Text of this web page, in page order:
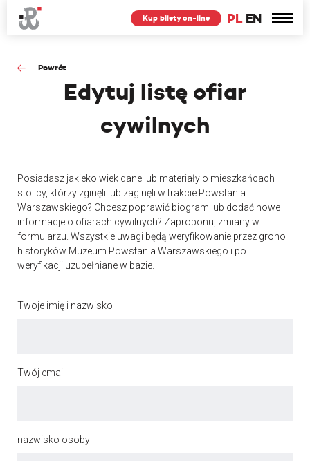
PL EN
Kup bilety on-line
Powrót
Edytuj listę ofiar
cywilnych
Posiadasz jakiekolwiek dane lub materiały o mieszkańcach
stolicy, którzy zginęli lub zaginęli w trakcie Powstania
Warszawskiego? Chcesz poprawić biogram lub dodać nowe
informacje o ofiarach cywilnych? Zaproponuj zmiany w
formularzu. Wszystkie uwagi będą weryfikowanie przez grono
historyków Muzeum Powstania Warszawskiego i po
weryfikacji uzupełniane w bazie.
Twoje imię i nazwisko
Twój email
nazwisko osoby